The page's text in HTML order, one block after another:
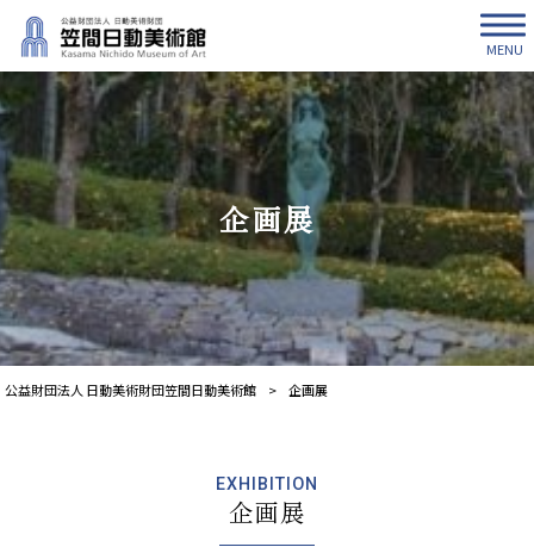
MENU
企画展
公益財団法人 日動美術財団笠間日動美術館 > 企画展
EXHIBITION
企画展